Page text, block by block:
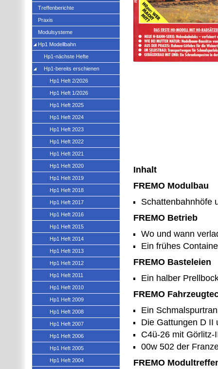
Inhalt
FREMO Modulbau
Schattenbahnhöfe
FREMO Betrieb
Wo und wann
Ein frühes
FREMO Basteleien
Ein halber
FREMO
Ein
Die Gattungen D II
C4ü-26 mit
00w 502 der
FREMO
Treffenberichte
Praxis
Modulsysteme
Hp1 Modellbahn
Hp1-nächste Hefte
Hp1-bereits erschienen
Hp1 Heft 2/2026
Hp1 Heft 1/2026
Hp1 Heft 2025
Hp1 Heft 2024
Hp1 Heft 2023
Hp1 Heft 2022
Hp1 Heft 2021
Hp1 Heft 2020
Hp1 Heft 2019
Hp1 Heft 2018
Hp1 Heft 2017
Hp1 Heft 2016
Hp1 Heft 2015
Hp1 Heft 2014
Hp1 Heft 2013
Hp1 Heft 2012
Hp1 Heft 2011
Hp1 Heft 2010
Hp1 Heft 2009
Hp1 Heft 2008
Hp1 Heft 2007
Hp1 Heft 2006
Hp1 Heft 2005
Hp1 Heft 2004